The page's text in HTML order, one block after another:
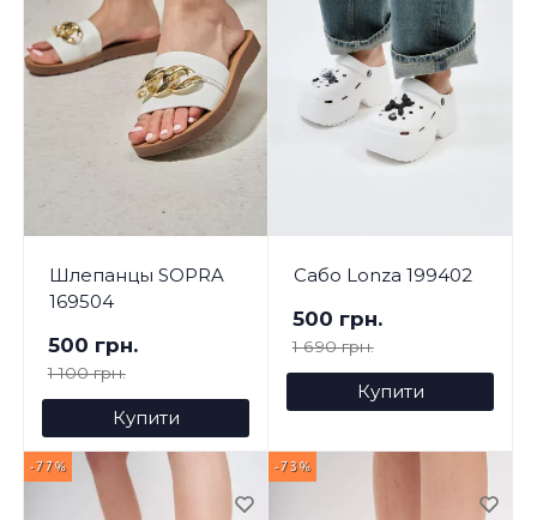
Шлепанцы SOPRA
169504
500 грн.
1 100 грн.
Купити
Сабо Lonza 199402
500 грн.
1 690 грн.
Купити
-77% -73%